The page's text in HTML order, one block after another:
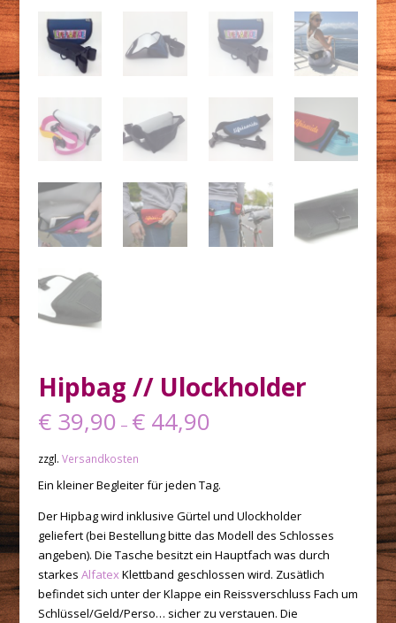
Hipbag // Ulockholder
€39,90 – €44,90
zzgl. Versandkosten
Ein kleiner Begleiter für jeden Tag.
Der Hipbag wird inklusive Gürtel und Ulockholder
geliefert (bei Bestellung bitte das Modell des Schlosses
angeben). Die Tasche besitzt ein Hauptfach was durch
starkes AlfatexKlettband geschlossen wird. Zusätlich
befindet sich unter der Klappe ein Reissverschluss Fach um
Schlüssel/Geld/Perso… sicher zu verstauen. Die